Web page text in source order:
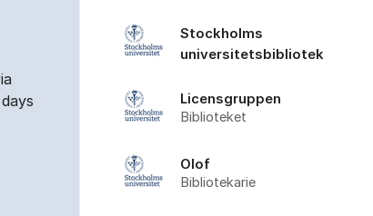
Stockholms
universitetsbibliotek
Licensgruppen
Biblioteket
Olof
Bibliotekarie